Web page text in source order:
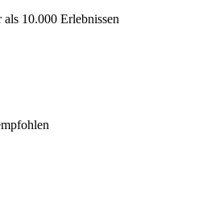
10.000 Erlebnissen